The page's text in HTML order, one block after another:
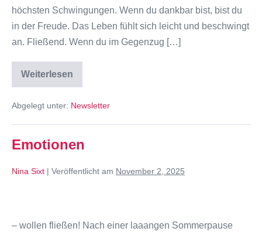
höchsten Schwingungen. Wenn du dankbar bist, bist du
in der Freude. Das Leben fühlt sich leicht und beschwingt
an. Fließend. Wenn du im Gegenzug […]
Weiterlesen
Abgelegt unter: Newsletter
Emotionen
Nina Sixt | Veröffentlicht am November 2, 2025
– wollen fließen! Nach einer laaangen Sommerpause